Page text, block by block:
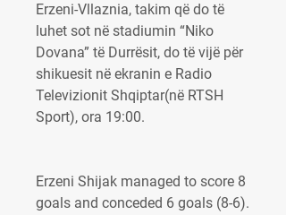
Erzeni-Vllaznia, takim që do të
luhet sot në stadiumin “Niko
Dovana” të Durrësit, do të vijë për
shikuesit në ekranin e Radio
Televizionit Shqiptar(në RTSH
Sport), ora 19:00.
Erzeni Shijak managed to score 8
goals and conceded 6 goals (8-6).